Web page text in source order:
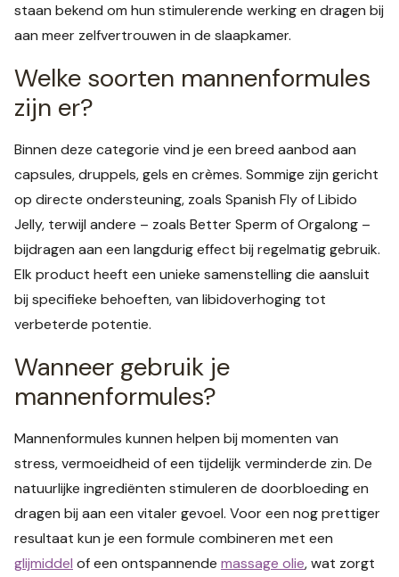
staan bekend om hun stimulerende werking en dragen bij
aan meer zelfvertrouwen in de slaapkamer.
Welke soorten mannenformules
zijn er?
Binnen deze categorie vind je een breed aanbod aan
capsules, druppels, gels en crèmes. Sommige zijn gericht
op directe ondersteuning, zoals Spanish Fly of Libido
Jelly, terwijl andere – zoals Better Sperm of Orgalong –
bijdragen aan een langdurig effect bij regelmatig gebruik.
Elk product heeft een unieke samenstelling die aansluit
bij specifieke behoeften, van libidoverhoging tot
verbeterde potentie.
Wanneer gebruik je
mannenformules?
Mannenformules kunnen helpen bij momenten van
stress, vermoeidheid of een tijdelijk verminderde zin. De
natuurlijke ingrediënten stimuleren de doorbloeding en
dragen bij aan een vitaler gevoel. Voor een nog prettiger
resultaat kun je een formule combineren met een
glijmiddel of een ontspannende massage olie, wat zorgt